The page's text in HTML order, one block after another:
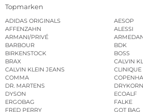
Topmarken
ADIDAS ORIGINALS
AESOP
AFFENZAHN
ALESSI
ARMANI/PRIVÉ
BARBOUR
BDK
BIRKENSTOCK
BOSS
BRAX
CALVIN
CALVIN KLEIN JEANS
CLINIQUE
COMMA
DR. MARTENS
DRYKORN
DYSON
ECOALF
ERGOBAG
FALKE
FRED PERRY
GOT BAG